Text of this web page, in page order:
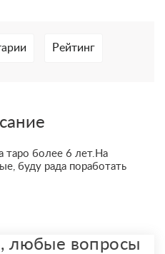
Рейтинг
таро более 6 лет.На
буду рада поработать
любые вопросы